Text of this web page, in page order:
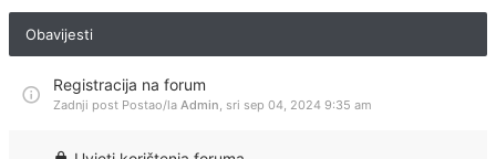
Obavijesti
Registracija na forum
Zadnji post Postao/la Admin, sri sep 04, 2024 9:35 am